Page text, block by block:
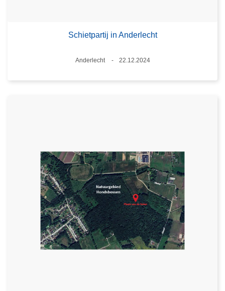
Schietpartij in Anderlecht
Plaats
Anderlecht
22.12.2024